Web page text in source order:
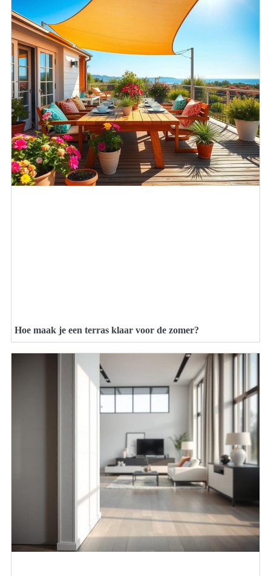
Hoe maak je een terras klaar voor de zomer?